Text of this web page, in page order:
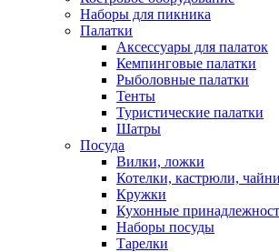
Наборы для пикника
Палатки
Аксессуары для палаток
Кемпинговые палатки
Рыболовные палатки
Тенты
Туристические палатки
Шатры
Посуда
Вилки, ложки
Котелки, кастрюли,
Кружки
Кухонные
Наборы посуды
Тарелки